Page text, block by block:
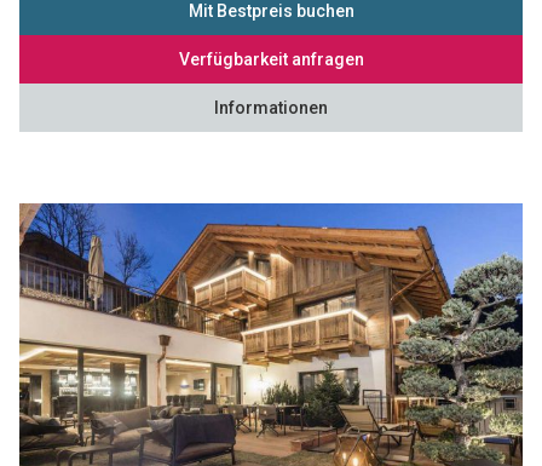
Mit Bestpreis buchen
Verfügbarkeit anfragen
Informationen